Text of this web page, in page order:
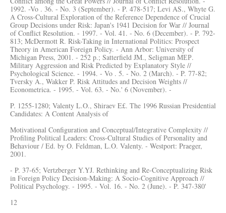
1992. -Vo . 36. - No. 3 (September). - P. 478-517; Levi AS., Whyte G.
A Cross-Cultural Exploration of the Reference Dependence of Crucial
Group Decisions under Risk: Japan's 1941 Decision for War // Journal
of Conflict Resolution. - 1997. - Vol. 41. - No. 6 (December). - P. 792-
813; McDermott R. Risk-Taking in International Politics: Prospect
Theory in American Foreign Policy. - Ann Arbor: University of
Michigan Press, 2001. - 252 p.; Satterfield JM., Seligman МЕР.
Military Aggression and Risk Predicted by Explanatory Style //
Psychological Science. - 1994. - Vo . 5. - No. 2 (March). - P. 77-82;
Tversky A., Wakker P. Risk Attitudes and Decision Weights //
Econometrica. - 1995. - Vol. 63. - No.' 6 (November). -
P. 1255-1280; Valenty L.O., Shiraev E£. The 1996 Russian Presidential
Candidates: A Content Analysis of
Motivational Configuration and Conceptual/Integrative Complexity //
Profiling Political Leaders: Cross-Cultural Studies of Personality and
Behaviour / Ed. by O. Feldman, L.O. Valenty. - Westport: Praeger,
2001.
- P. 37-65; Vertzberger Y.YJ. Rethinking and Re-Conceptualizing Risk
in Foreign Policy Decision-Making: A Socio-Cognitive Approach //
Political Psychology. - 1995. - Vol. 16. - No. 2 (June). - P. 347-380'
12